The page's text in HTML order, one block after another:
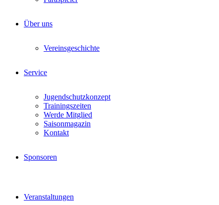
Über uns
Vereinsgeschichte
Service
Jugendschutzkonzept
Trainingszeiten
Werde Mitglied
Saisonmagazin
Kontakt
Sponsoren
Veranstaltungen